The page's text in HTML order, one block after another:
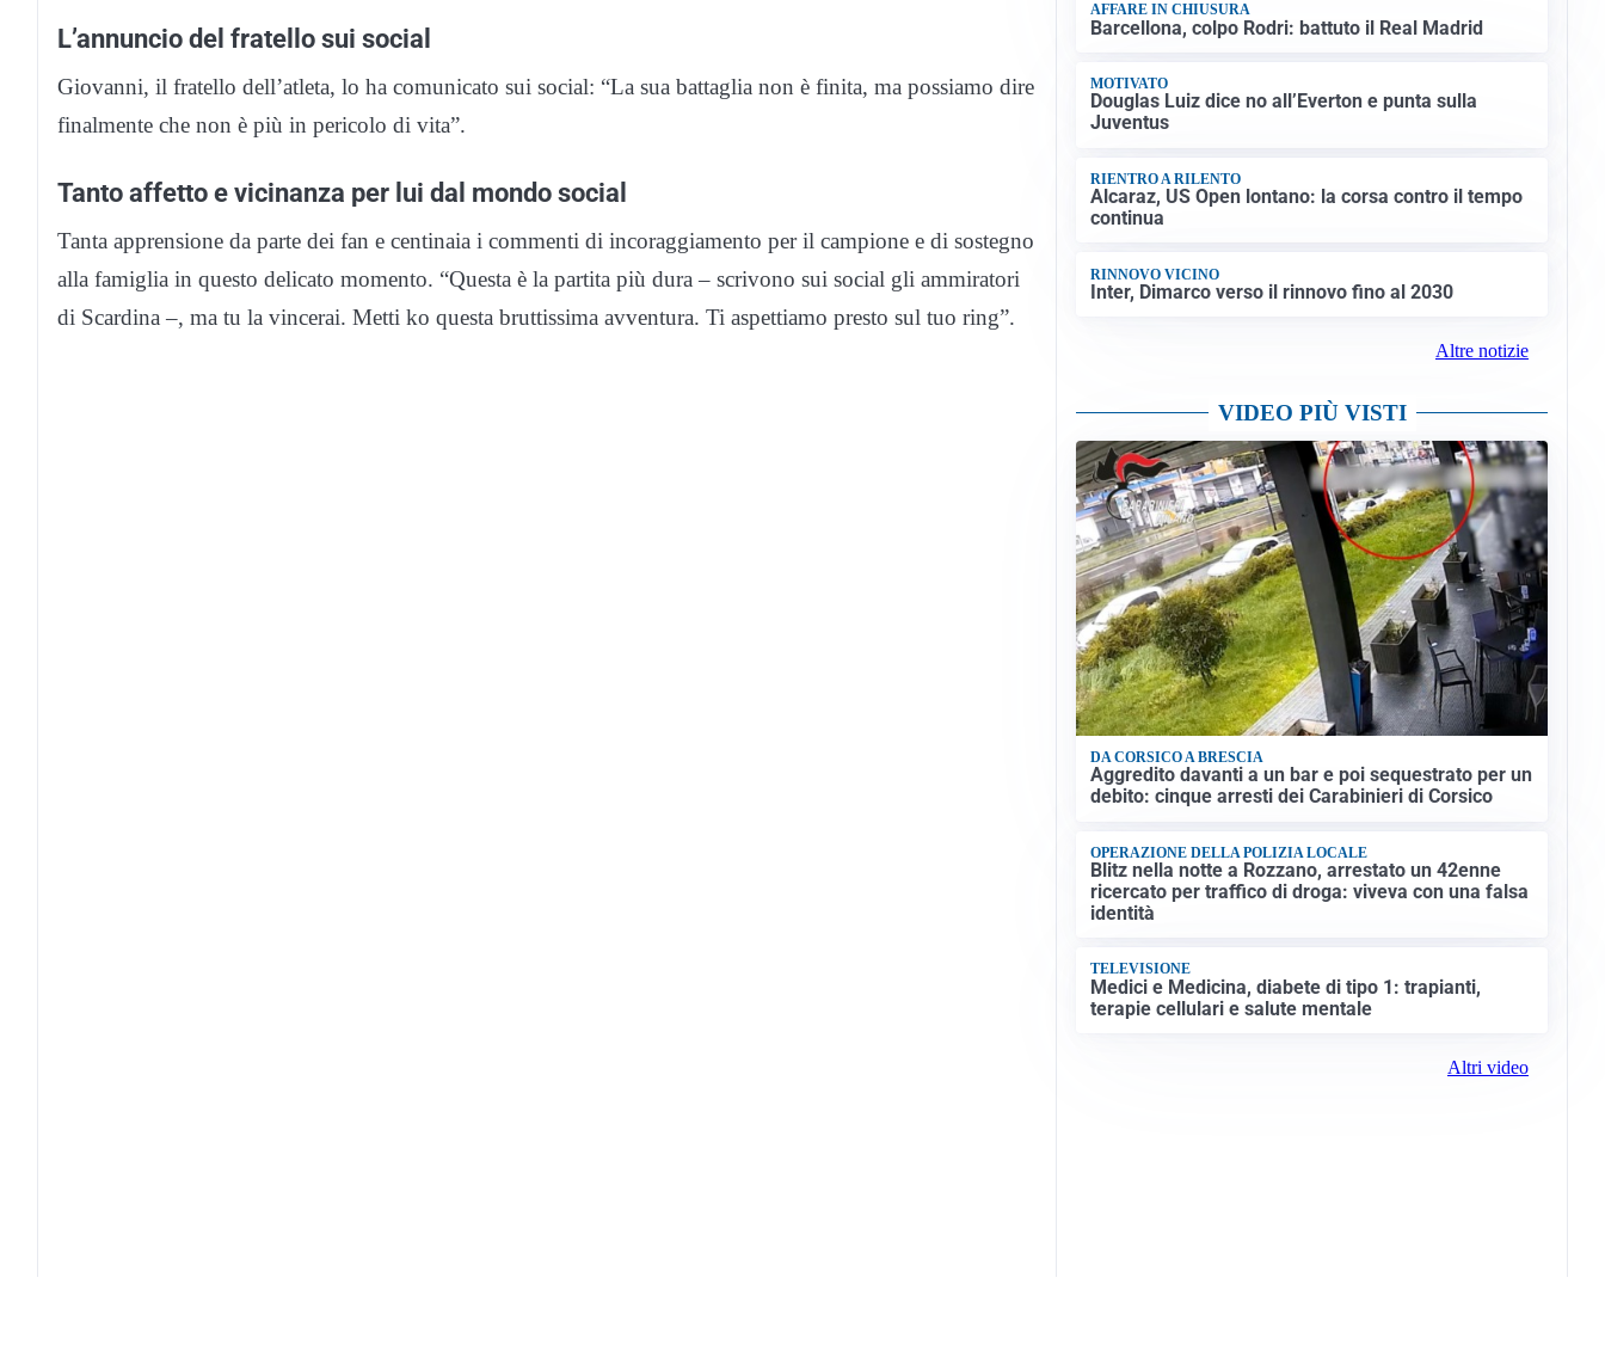
L’annuncio del fratello sui social
Giovanni, il fratello dell’atleta, lo ha comunicato sui social: “La sua battaglia non è finita, ma possiamo dire
finalmente che non è più in pericolo di vita”.
Tanto affetto e vicinanza per lui dal mondo social
Tanta apprensione da parte dei fan e centinaia i commenti di incoraggiamento per il campione e di sostegno
alla famiglia in questo delicato momento. “Questa è la partita più dura – scrivono sui social gli ammiratori
di Scardina –, ma tu la vincerai. Metti ko questa bruttissima avventura. Ti aspettiamo presto sul tuo ring”.
AFFARE IN CHIUSURA
Barcellona, colpo Rodri: battuto il Real Madrid
MOTIVATO
Douglas Luiz dice no all’Everton e punta sulla
Juventus
RIENTRO A RILENTO
Alcaraz, US Open lontano: la corsa contro il tempo
continua
RINNOVO VICINO
Inter, Dimarco verso il rinnovo fino al 2030
Altre notizie
VIDEO PIÙ VISTI
DA CORSICO A BRESCIA
Aggredito davanti a un bar e poi sequestrato per un
debito: cinque arresti dei Carabinieri di Corsico
OPERAZIONE DELLA POLIZIA LOCALE
Blitz nella notte a Rozzano, arrestato un 42enne
ricercato per traffico di droga: viveva con una falsa
identità
TELEVISIONE
Medici e Medicina, diabete di tipo 1: trapianti,
terapie cellulari e salute mentale
Altri video